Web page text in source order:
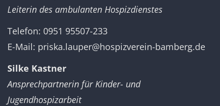
Leiterin des ambulanten Hospizdienstes
Telefon: 0951 95507-233
E-Mail: priska.lauper@hospizverein-bamberg.de
Silke Kastner
Ansprechpartnerin für Kinder- und
Jugendhospizarbeit